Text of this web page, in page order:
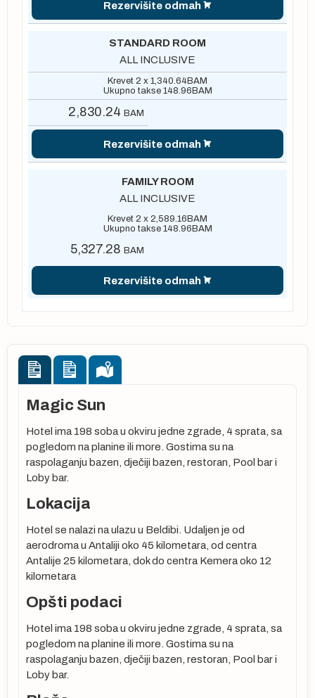
Rezervišite odmah
STANDARD ROOM
ALL INCLUSIVE
Krevet 2 x 1,340.64BAM
Ukupno takse 148.96 BAM
2,830.24 BAM
Rezervišite odmah
FAMILY ROOM
ALL INCLUSIVE
Krevet 2 x 2,589.16 BAM
Ukupno takse 148.96 BAM
5,327.28 BAM
Rezervišite odmah
Magic Sun
Hotel ima 198 soba u okviru jedne zgrade, 4 sprata, sa
pogledom na planine ili more. Gostima su na
raspolaganju bazen, dječiji bazen, restoran, Pool bar i
Loby bar.
Lokacija
Hotel se nalazi na ulazu u Beldibi. Udaljen je od
aerodroma u Antaliji oko 45 kilometara, od centra
Antalije 25 kilometara, dok do centra Kemera oko 12
kilometara
Opšti podaci
Hotel ima 198 soba u okviru jedne zgrade, 4 sprata, sa
pogledom na planine ili more. Gostima su na
raspolaganju bazen, dječiji bazen, restoran, Pool bar i
Loby bar.